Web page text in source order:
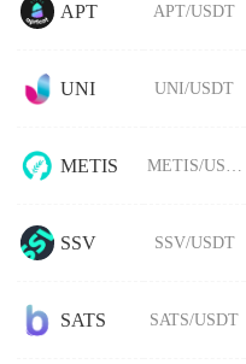
APT APT/USDT
UNI UNI/USDT
METIS METIS/USDT
SSV SSV/USDT
SATS SATS/USDT